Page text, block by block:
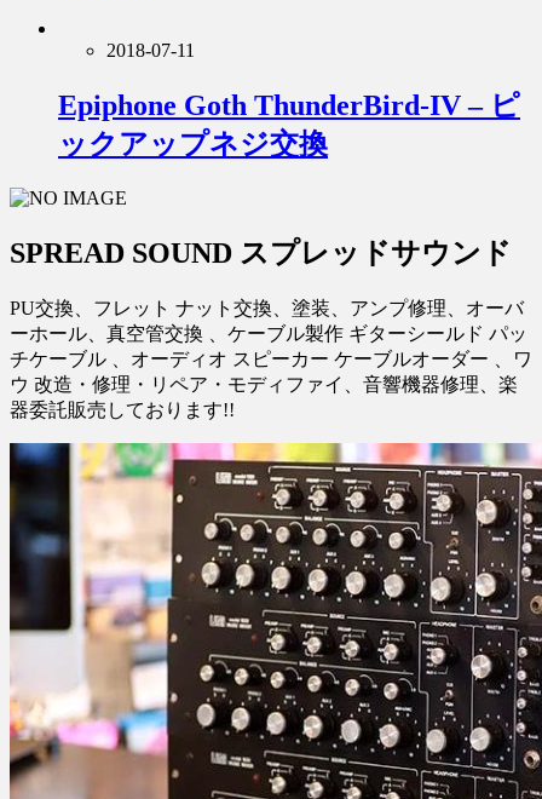
2018-07-11
Epiphone Goth ThunderBird-IV – ピ
ックアップネジ交換
SPREAD SOUND スプレッドサウンド
PU交換、フレット ナット交換、塗装、アンプ修理、オーバ
ーホール、真空管交換 、ケーブル製作 ギターシールド パッ
チケーブル 、オーディオ スピーカー ケーブルオーダー 、ワ
ウ 改造・修理・リペア・モディファイ、音響機器修理、楽
器委託販売しております!!